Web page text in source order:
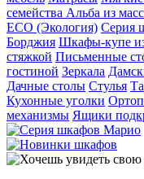
семейства Альба из
ECO (Экология) Серия
Борджия Шкафы-купе
стяжкой Письменные
гостиной Зеркала
Дачные столы Стулья
Кухонные уголки
механизмы Ящики